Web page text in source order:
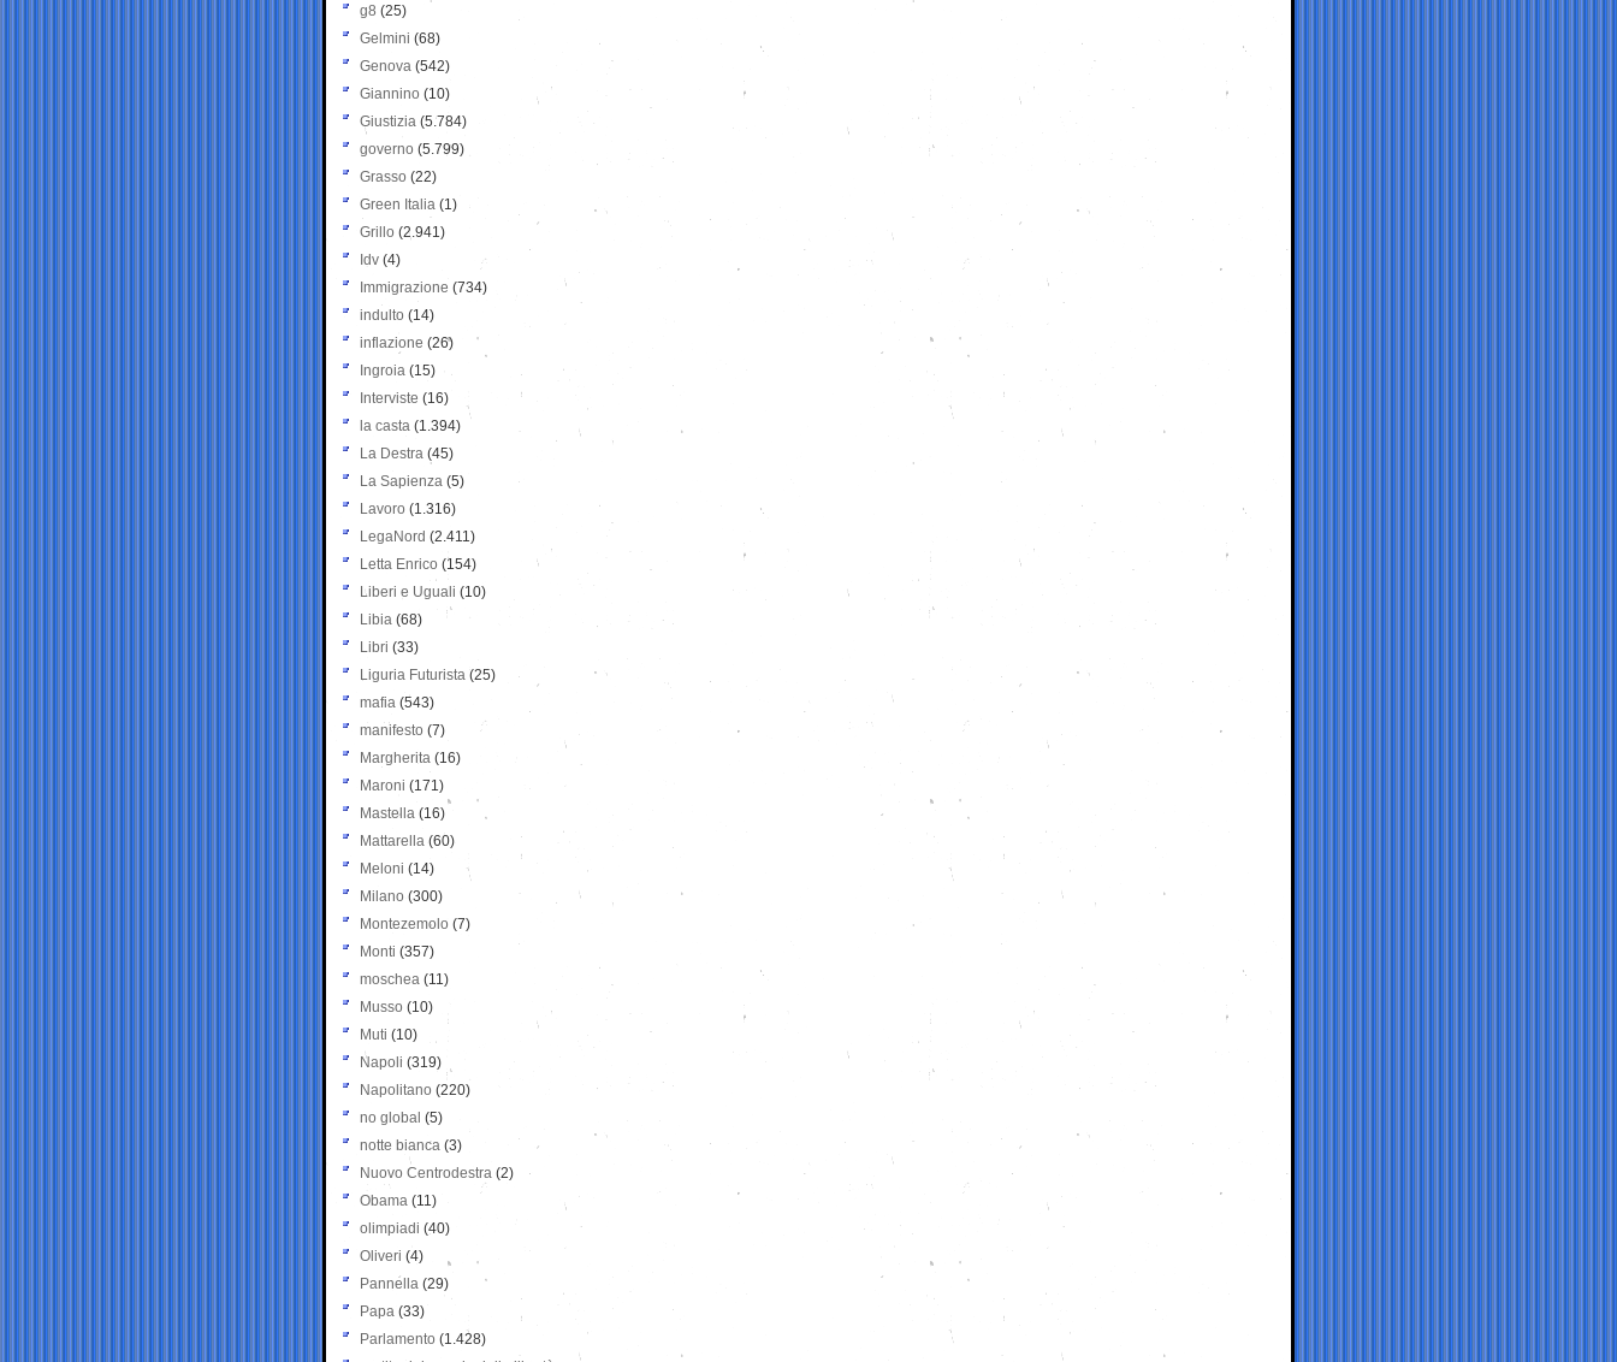
g8 (25)
Gelmini (68)
Genova (542)
Giannino (10)
Giustizia (5.784)
governo (5.799)
Grasso (22)
Green Italia (1)
Grillo (2.941)
Idv (4)
Immigrazione (734)
indulto (14)
inflazione (26)
Ingroia (15)
Interviste (16)
la casta (1.394)
La Destra (45)
La Sapienza (5)
Lavoro (1.316)
LegaNord (2.411)
Letta Enrico (154)
Liberi e Uguali (10)
Libia (68)
Libri (33)
Liguria Futurista (25)
mafia (543)
manifesto (7)
Margherita (16)
Maroni (171)
Mastella (16)
Mattarella (60)
Meloni (14)
Milano (300)
Montezemolo (7)
Monti (357)
moschea (11)
Musso (10)
Muti (10)
Napoli (319)
Napolitano (220)
no global (5)
notte bianca (3)
Nuovo Centrodestra (2)
Obama (11)
olimpiadi (40)
Oliveri (4)
Pannella (29)
Papa (33)
Parlamento (1.428)